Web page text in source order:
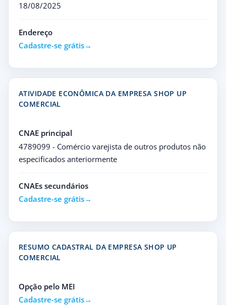
18/08/2025
Endereço
Cadastre-se grátis
ATIVIDADE ECONÔMICA DA EMPRESA SHOP UP
COMERCIAL
CNAE principal
4789099 - Comércio varejista de outros produtos não
especificados anteriormente
CNAEs secundários
Cadastre-se grátis
RESUMO CADASTRAL DA EMPRESA SHOP UP
COMERCIAL
Opção pelo MEI
Cadastre-se grátis